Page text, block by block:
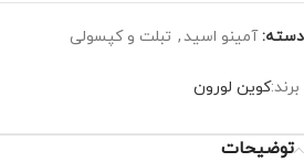
دسته: آمینو اسید, تبلت و کپسولی
برند:کوین لورون
توضیحات